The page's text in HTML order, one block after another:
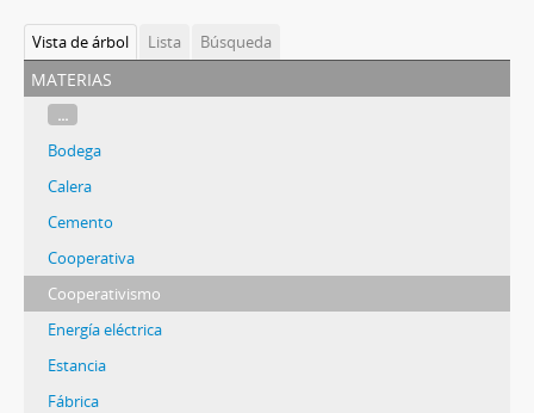
Vista de árbol Lista Búsqueda
materias
...
Bodega
Calera
Cemento
Cooperativa
Cooperativismo
Energía eléctrica
Estancia
Fábrica